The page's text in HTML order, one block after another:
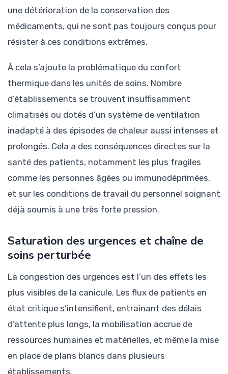
une détérioration de la conservation des
médicaments, qui ne sont pas toujours conçus pour
résister à ces conditions extrêmes.
À cela s’ajoute la problématique du confort
thermique dans les unités de soins. Nombre
d’établissements se trouvent insuffisamment
climatisés ou dotés d’un système de ventilation
inadapté à des épisodes de chaleur aussi intenses et
prolongés. Cela a des conséquences directes sur la
santé des patients, notamment les plus fragiles
comme les personnes âgées ou immunodéprimées,
et sur les conditions de travail du personnel soignant
déjà soumis à une très forte pression.
Saturation des urgences et chaîne de
soins perturbée
La congestion des urgences est l’un des effets les
plus visibles de la canicule. Les flux de patients en
état critique s’intensifient, entraînant des délais
d’attente plus longs, la mobilisation accrue de
ressources humaines et matérielles, et même la mise
en place de plans blancs dans plusieurs
établissements.